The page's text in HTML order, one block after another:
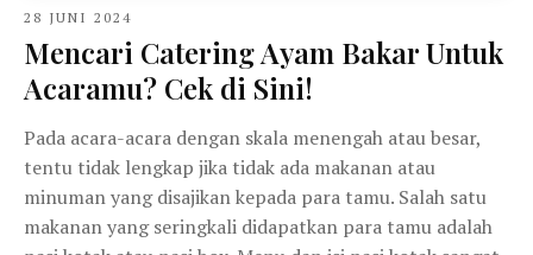
28 JUNI 2024
Mencari Catering Ayam Bakar Untuk
Acaramu? Cek di Sini!
Pada acara-acara dengan skala menengah atau besar,
tentu tidak lengkap jika tidak ada makanan atau
minuman yang disajikan kepada para tamu. Salah satu
makanan yang seringkali didapatkan para tamu adalah